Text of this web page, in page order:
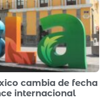
cambia de fecha
internacional